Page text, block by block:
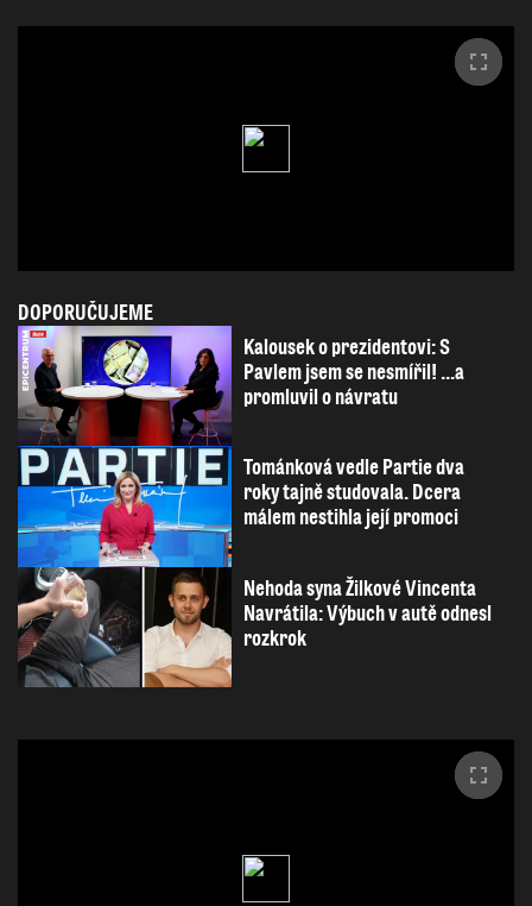
DOPORUČUJEME
Kalousek o prezidentovi: S
Pavlem jsem se nesmířil! ...a
promluvil o návratu
Tománková vedle Partie dva
roky tajně studovala. Dcera
málem nestihla její promoci
Nehoda syna Žilkové Vincenta
Navrátila: Výbuch v autě odnesl
rozkrok